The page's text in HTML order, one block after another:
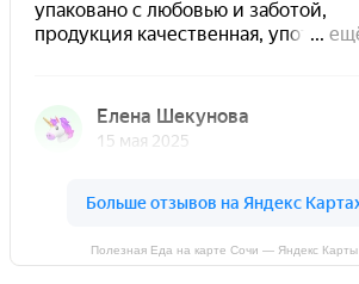
Полезная Еда на карте Сочи — Яндекс Карты